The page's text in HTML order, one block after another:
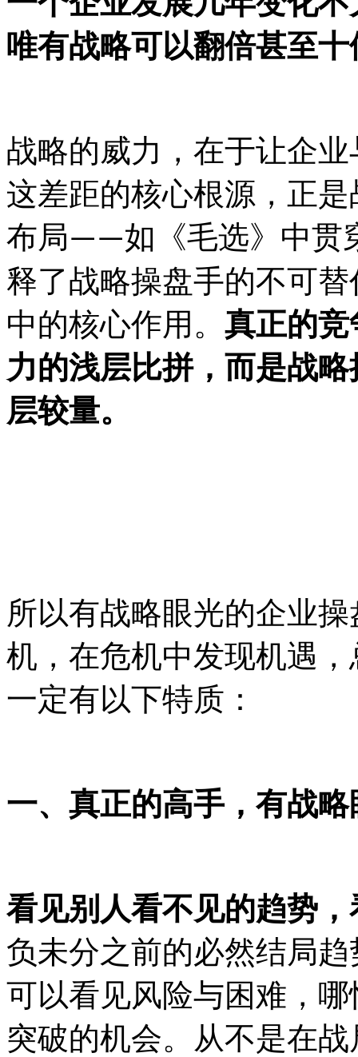
唯有战略可以翻倍甚至
战略的威力，在于让企
这差距的核心根源，正
布局——如 《毛选》中
释了战略操盘手的不可
中的核心作用。 真正的
力的浅层比拼，而是战
层较量。
所以有战略眼光的企业
机，在危机中发现机遇
一定有以下特质：
一、真正的高手，有战
看见别人看不见的趋势
负未分之前的必然结局趋
可以看见风险与困难，
突破的机会。 从不是在